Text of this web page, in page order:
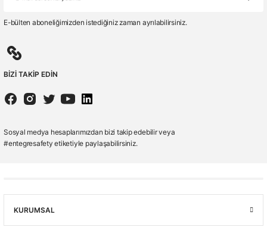
E-bülten aboneliğimizden istediğiniz zaman ayrılabilirsiniz.
BİZİ TAKİP EDİN
Sosyal medya hesaplarımızdan bizi takip edebilir veya
#entegresafety etiketiyle paylaşabilirsiniz.
KURUMSAL